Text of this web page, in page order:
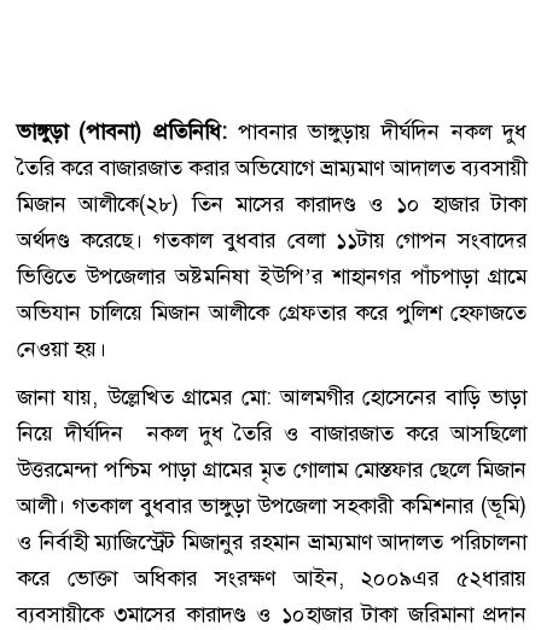
ভাঙ্গুড়া (পাবনা) প্রতিনিধি:পাবনার ভাঙ্গুড়ায় দীর্ঘদিন নকল দুধ
তৈরি করে বাজারজাত করার অভিযোগে ভ্রাম্যমাণ আদালত ব্যবসায়ী
মিজান আলীকে(২৮) তিন মাসের কারাদণ্ড ও ১০ হাজার টাকা
অর্থদণ্ড করেছে। গতকাল বুধবার বেলা ১১টায় গোপন সংবাদের
ভিত্তিতে উপজেলার অষ্টমনিষা ইউপি’র শাহানগর পাঁচপাড়া গ্রামে
অভিযান চালিয়ে মিজান আলীকে গ্রেফতার করে পুলিশ হেফাজতে
নেওয়া হয়।
জানা যায়, উল্লেখিত গ্রামের মো: আলমগীর হোসেনের বাড়ি ভাড়া
নিয়ে দীর্ঘদিন নকল দুধ তৈরি ও বাজারজাত করে আসছিলো
উত্তরমেন্দা পশ্চিম পাড়া গ্রামের মৃত গোলাম মোস্তফার ছেলে মিজান
আলী। গতকাল বুধবার ভাঙ্গুড়া উপজেলা সহকারী কমিশনার (ভূমি)
ও নির্বাহী ম্যাজিস্ট্রেট মিজানুর রহমান ভ্রাম্যমাণ আদালত পরিচালনা
করে ভোক্তা অধিকার সংরক্ষণ আইন, ২০০৯এর ৫২ধারায়
ব্যবসায়ীকে ৩মাসের কারাদণ্ড ও ১০হাজার টাকা জরিমানা প্রদান